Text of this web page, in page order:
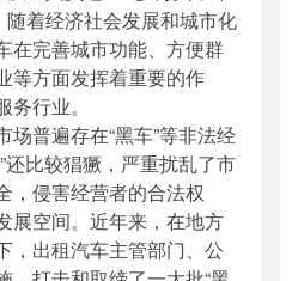
着经济社会发展和城市化
在完善城市功能、方便群
等方面发挥着重要的作
行业。
普遍存在“黑车”等非法经
还比较猖獗，严重扰乱了市
，侵害经营者的合法权
展空间。近年来，在地方
，出租汽车主管部门、公